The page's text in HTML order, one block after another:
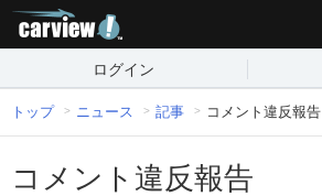
ログイン
トップ ニュース 記事 コメント違反報告
コメント違反報告